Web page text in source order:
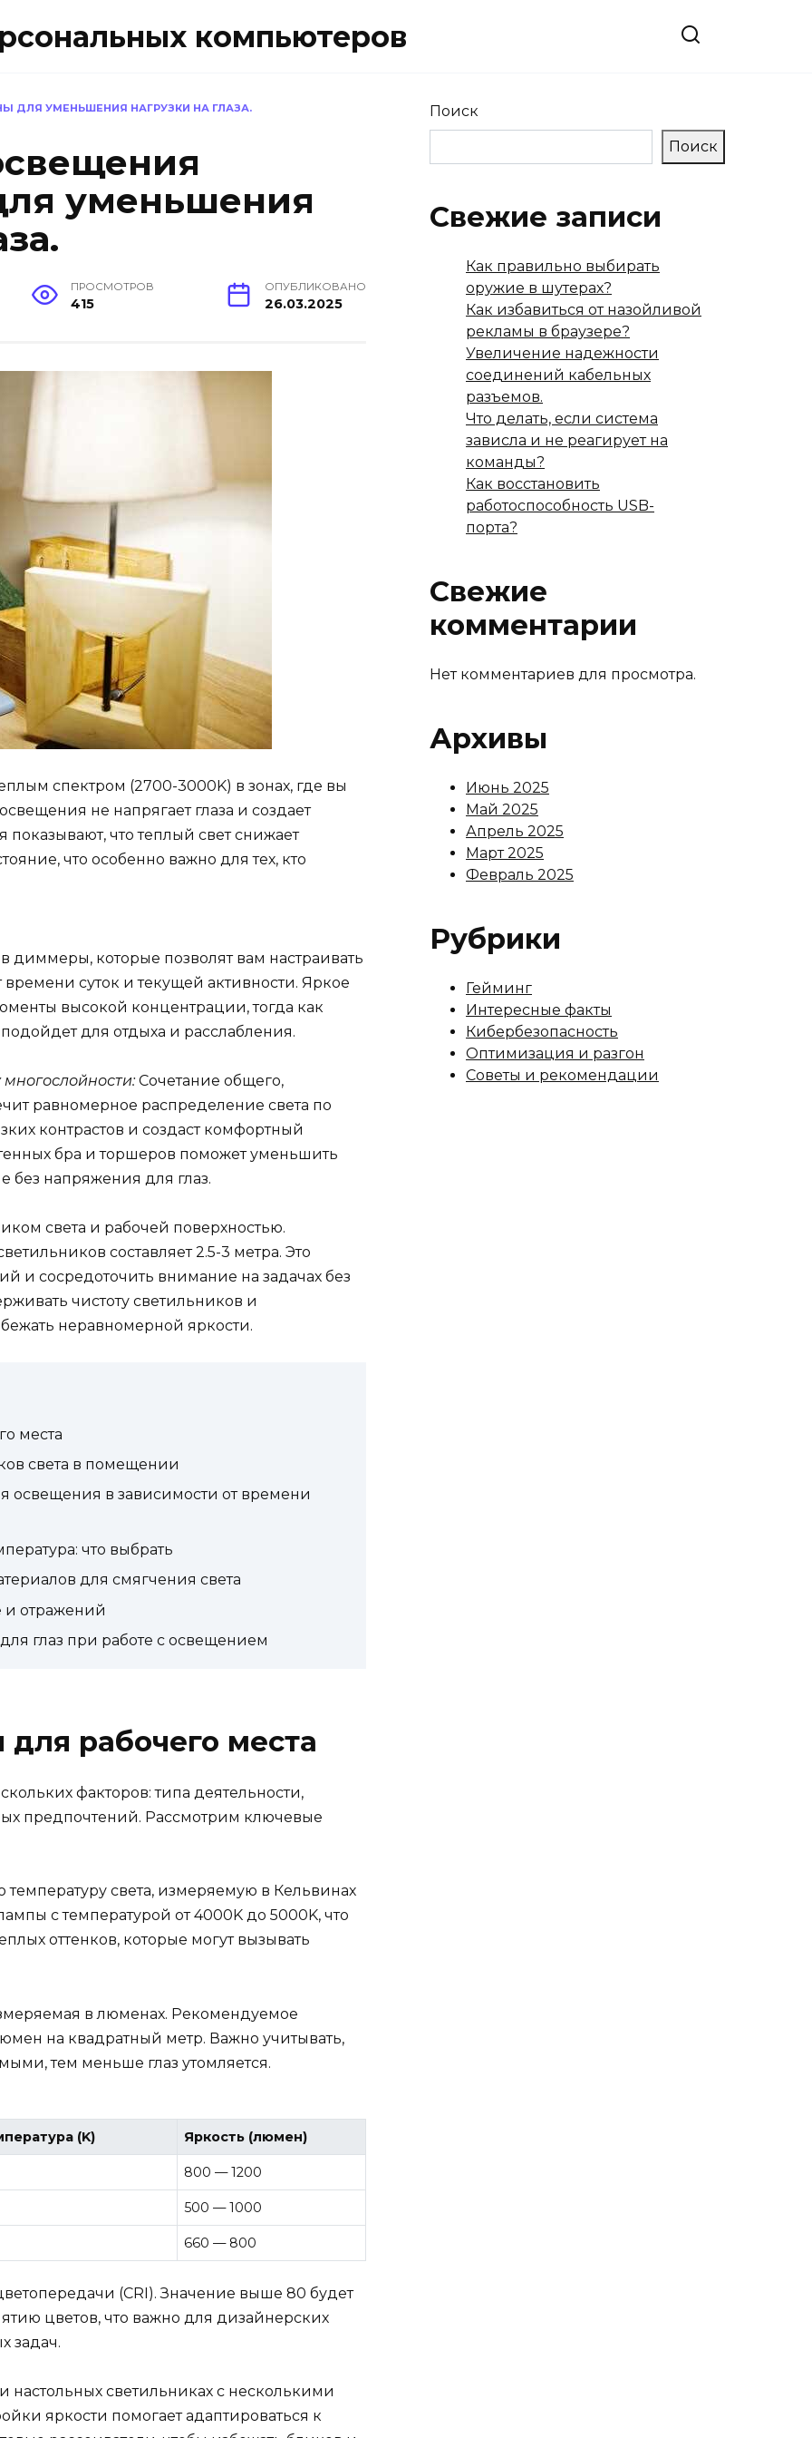
компьютеров
ДЛЯ УМЕНЬШЕНИЯ НАГРУЗКИ НА ГЛАЗА.
уменьшения
ПРОСМОТРОВ
415
ОПУБЛИКОВАНО
26.03.2025
спектром (2700-3000K) в зонах, где вы
не напрягает глаза и создает
что теплый свет снижает
что особенно важно для тех, кто
диммеры, которые позволят вам настраивать
времени суток и текущей активности. Яркое
высокой концентрации, тогда как
для отдыха и расслабления.
Сочетание общего,
равномерное распределение света по
контрастов и создаст комфортный
бра и торшеров поможет уменьшить
без напряжения для глаз.
света и рабочей поверхностью.
составляет 2.5-3 метра. Это
и сосредоточить внимание на задачах без
чистоту светильников и
неравномерной яркости.
места
света в помещении
освещения в зависимости от времени
что выбрать
для смягчения света
и отражений
глаз при работе с освещением
рабочего места
факторов: типа деятельности,
предпочтений. Рассмотрим ключевые
света, измеряемую в Кельвинах
с температурой от 4000K до 5000K, что
оттенков, которые могут вызывать
в люменах. Рекомендуемое
на квадратный метр. Важно учитывать,
тем меньше глаз утомляется.
(K) Яркость (люмен)
800 — 1200
500 — 1000
660 — 800
(CRI). Значение выше 80 будет
цветов, что важно для дизайнерских
задач.
настольных светильниках с несколькими
яркости помогает адаптироваться к
Поиск
Поиск
Свежие записи
Как правильно выбирать
оружие в шутерах?
Как избавиться от назойливой
рекламы в браузере?
Увеличение надежности
соединений кабельных
разъемов.
Что делать, если система
зависла и не реагирует на
команды?
Как восстановить
работоспособность USB-
порта?
Свежие
комментарии
Нет комментариев для просмотра.
Архивы
Июнь 2025
Май 2025
Апрель 2025
Март 2025
Февраль 2025
Рубрики
Гейминг
Интересные факты
Кибербезопасность
Оптимизация и разгон
Советы и рекомендации